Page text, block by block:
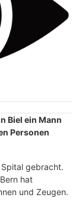
Biel ein Mann
Personen
gebracht.
hat
und Zeugen.